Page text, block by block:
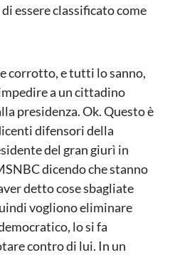
essere classificato come
corrotto, e tutti lo sanno,
a un cittadino
presidenza. Ok. Questo è
difensori della
del gran giurì in
dicendo che stanno
detto cose sbagliate
vogliono eliminare
lo si fa
contro di lui. In un